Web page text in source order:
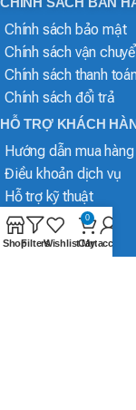
Chính sách bảo mật
Chính sách vận
Chính sách thanh
Chính sách đổi trả
HỖ TRỢ KHÁCH
Hướng dẫn mua hàng
Điều khoản dịch vụ
Hỗ trợ kỹ thuật
ShopFiltersWishlist
0
Cart
My account